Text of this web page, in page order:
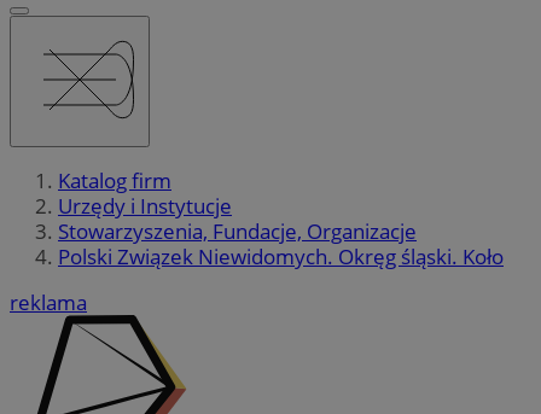
Katalog firm
Urzędy i Instytucje
Stowarzyszenia, Fundacje, Organizacje
Polski Związek Niewidomych. Okręg śląski. Koło
reklama